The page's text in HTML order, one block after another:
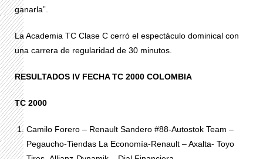
ganarla”.
La Academia TC Clase C cerró el espectáculo dominical con
una carrera de regularidad de 30 minutos.
RESULTADOS IV FECHA TC 2000 COLOMBIA
TC 2000
Camilo Forero – Renault Sandero #88-Autostok Team –
Pegaucho-Tiendas La Economía-Renault – Axalta- Toyo